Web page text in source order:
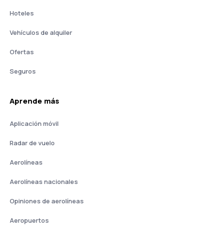
Hoteles
Vehículos de alquiler
Ofertas
Seguros
Aprende más
Aplicación móvil
Radar de vuelo
Aerolíneas
Aerolíneas nacionales
Opiniones de aerolíneas
Aeropuertos